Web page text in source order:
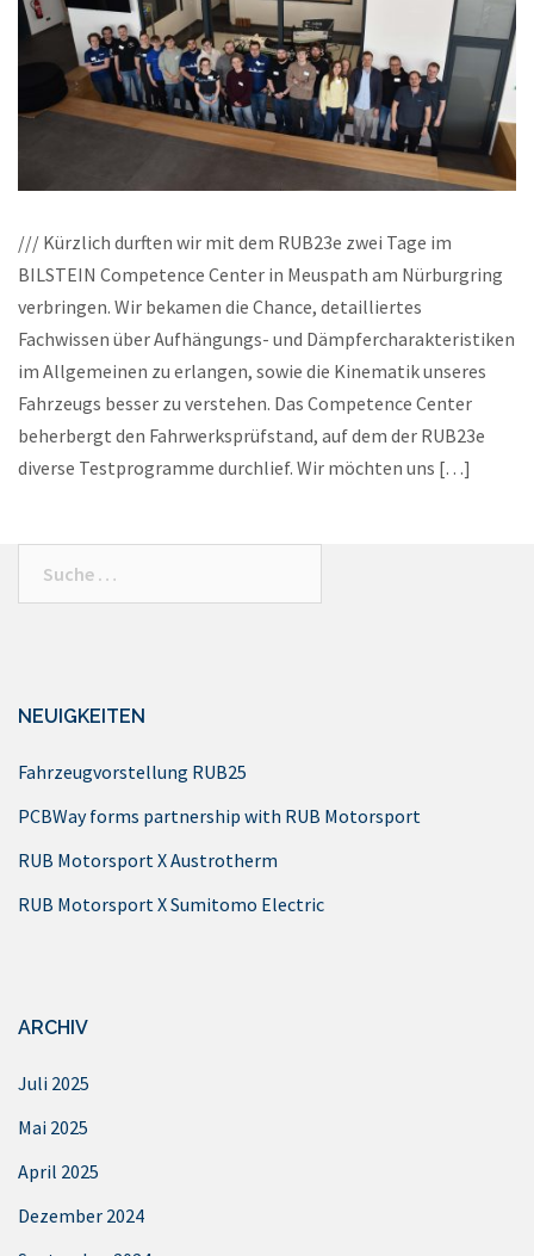
/// Kürzlich durften wir mit dem RUB23e zwei Tage im
BILSTEIN Competence Center in Meuspath am Nürburgring
verbringen. Wir bekamen die Chance, detailliertes
Fachwissen über Aufhängungs- und Dämpfercharakteristiken
im Allgemeinen zu erlangen, sowie die Kinematik unseres
Fahrzeugs besser zu verstehen. Das Competence Center
beherbergt den Fahrwerksprüfstand, auf dem der RUB23e
diverse Testprogramme durchlief. Wir möchten uns […]
NEUIGKEITEN
Fahrzeugvorstellung RUB25
PCBWay forms partnership with RUB Motorsport
RUB Motorsport X Austrotherm
RUB Motorsport X Sumitomo Electric
ARCHIV
Juli 2025
Mai 2025
April 2025
Dezember 2024